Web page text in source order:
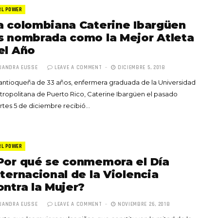
POWER
colombiana Caterine Ibargüen
nombrada como la Mejor Atleta
Año
EUSSE LEAVE A COMMENT DICIEMBRE 5, 2018
de 33 años, enfermera graduada de la Universidad
de Puerto Rico, Caterine Ibargüen el pasado
5 de diciembre recibió…
POWER
qué se conmemora el Día
de la Violencia
la Mujer?
EUSSE LEAVE A COMMENT NOVIEMBRE 26, 2018
de Hendrix y
un himno por la
las mujeres
FEBRERO 16, 2023
Totó la Momposina: el
adiós a la gran